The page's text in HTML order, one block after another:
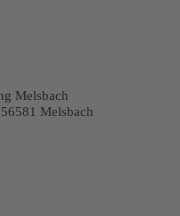
Melsbach
Melsbach